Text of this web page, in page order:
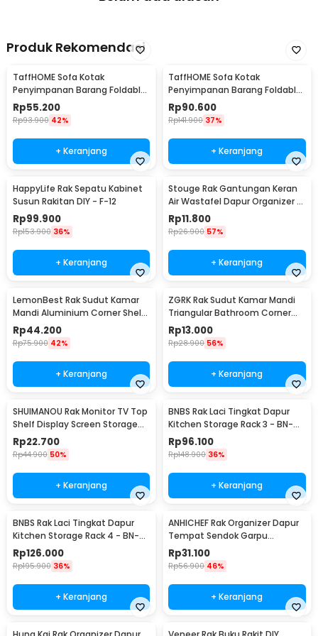
Produk Rekomendasi
TaffHOME Sofa Kotak
Penyimpanan Barang Foldable
Storage Box 30x30x30cm - L170
Rp55.200
Rp93.900 42%
+ Keranjang
TaffHOME Sofa Kotak
Penyimpanan Barang Foldable
Storage Box 48x30x30cm - L170
Rp90.600
Rp141.900 37%
+ Keranjang
HappyLife Rak Sepatu Kabinet
Susun Rakitan DIY - F-12
Rp99.900
Rp153.900 36%
+ Keranjang
Stouge Rak Gantungan Keran
Air Wastafel Dapur Organizer -
PXM19
Rp11.800
Rp26.900 57%
+ Keranjang
LemonBest Rak Sudut Kamar
Mandi Aluminium Corner Shelf
Rack 2 Layers - G48
Rp44.200
Rp75.900 42%
+ Keranjang
ZGRK Rak Sudut Kamar Mandi
Triangular Bathroom Corner
Shelf Plastik - ST145
Rp13.000
Rp28.900 56%
+ Keranjang
SHUIMANOU Rak Monitor TV Top
Shelf Display Screen Storage
Desk Riser - G255
Rp22.700
Rp44.900 50%
+ Keranjang
BNBS Rak Laci Tingkat Dapur
Kitchen Storage Rack 3 - BN-
2713 / BN-2714
Rp96.100
Rp148.900 36%
+ Keranjang
BNBS Rak Laci Tingkat Dapur
Kitchen Storage Rack 4 - BN-
2713 / BN-2714
Rp126.000
Rp195.900 36%
+ Keranjang
ANHICHEF Rak Organizer Dapur
Tempat Sendok Garpu
Tableware Storage Box - PP23
Rp31.100
Rp56.900 46%
+ Keranjang